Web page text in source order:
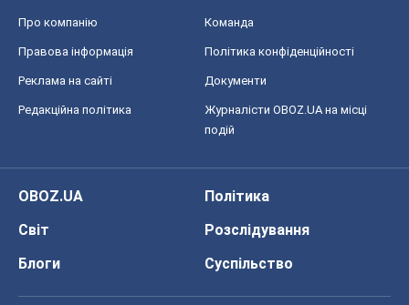
Про компанію Команда
Правова інформація Політика конфіденційності
Реклама на сайті Документи
Редакційна політика
Журналісти OBOZ.UA на місці
подій
OBOZ.UA
Політика
Світ
Розслідування
Блоги
Суспільство